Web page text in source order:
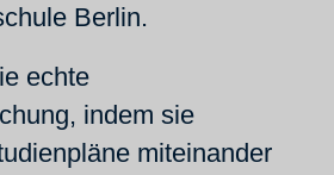
Berlin.
echte
indem sie
miteinander